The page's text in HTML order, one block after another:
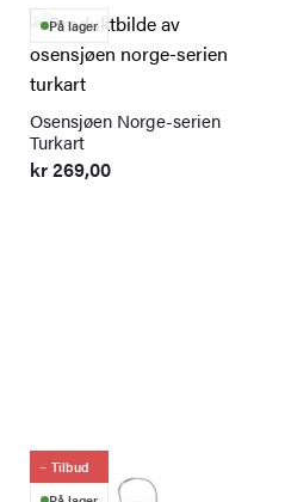
På lager
Osensjøen Norge-serien
Turkart
kr269,00
Tilbud